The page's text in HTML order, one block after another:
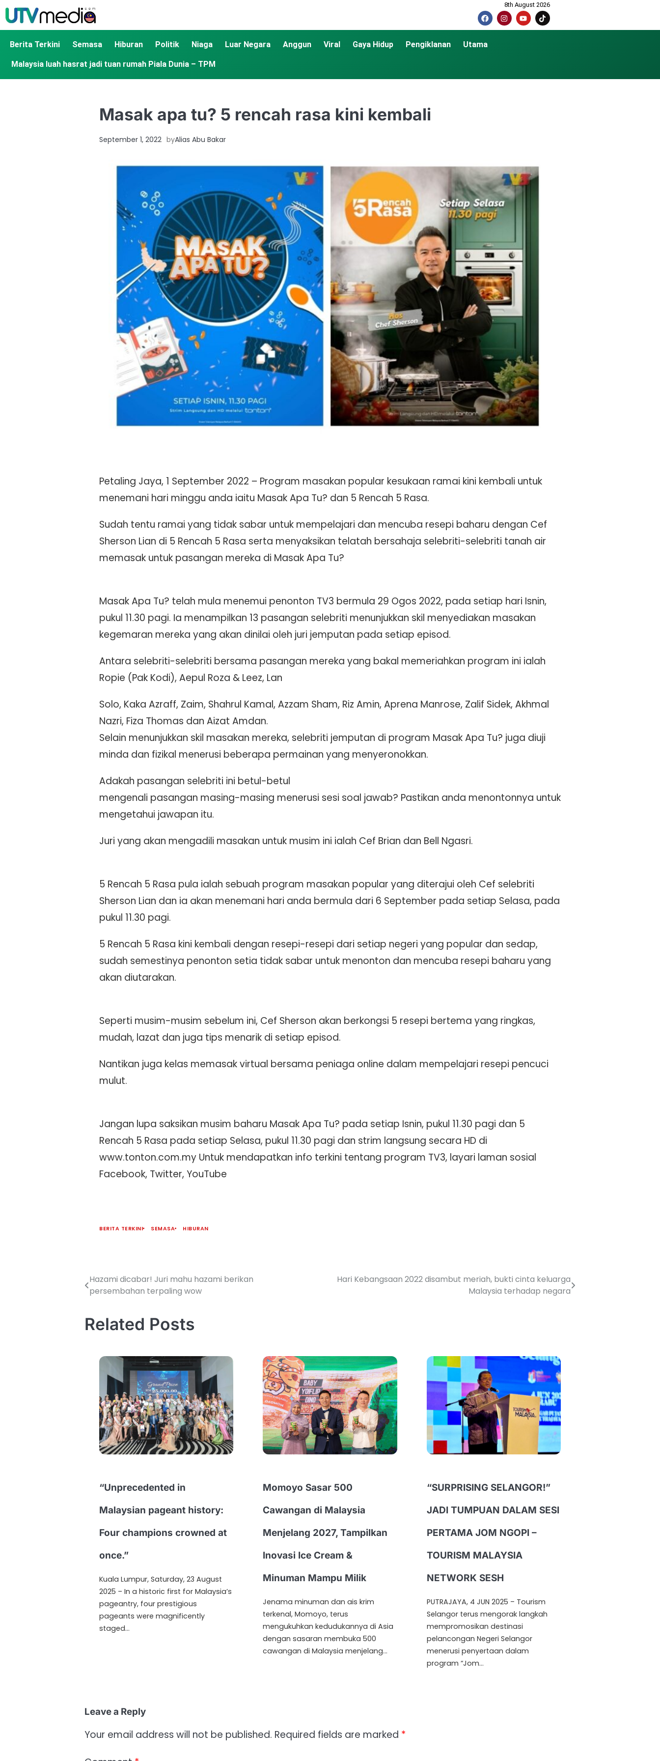
8th August 2026
Berita Terkini Semasa Hiburan Politik Niaga Luar Negara Anggun Viral Gaya Hidup Pengiklanan Utama
Malaysia luah hasrat jadi tuan rumah Piala Dunia – TPM
Masak apa tu? 5 rencah rasa kini kembali
September 1, 2022 byAlias Abu Bakar
Petaling Jaya, 1 September 2022 – Program masakan popular kesukaan ramai kini kembali untuk
menemani hari minggu anda iaitu Masak Apa Tu? dan 5 Rencah 5 Rasa.
Sudah tentu ramai yang tidak sabar untuk mempelajari dan mencuba resepi baharu dengan Cef
Sherson Lian di 5 Rencah 5 Rasa serta menyaksikan telatah bersahaja selebriti-selebriti tanah air
memasak untuk pasangan mereka di Masak Apa Tu?
Masak Apa Tu? telah mula menemui penonton TV3 bermula 29 Ogos 2022, pada setiap hari Isnin,
pukul 11.30 pagi. Ia menampilkan 13 pasangan selebriti menunjukkan skil menyediakan masakan
kegemaran mereka yang akan dinilai oleh juri jemputan pada setiap episod.
Antara selebriti-selebriti bersama pasangan mereka yang bakal memeriahkan program ini ialah
Ropie (Pak Kodi), Aepul Roza & Leez, Lan
Solo, Kaka Azraff, Zaim, Shahrul Kamal, Azzam Sham, Riz Amin, Aprena Manrose, Zalif Sidek, Akhmal
Nazri, Fiza Thomas dan Aizat Amdan.
Selain menunjukkan skil masakan mereka, selebriti jemputan di program Masak Apa Tu? juga diuji
minda dan fizikal menerusi beberapa permainan yang menyeronokkan.
Adakah pasangan selebriti ini betul-betul
mengenali pasangan masing-masing menerusi sesi soal jawab? Pastikan anda menontonnya untuk
mengetahui jawapan itu.
Juri yang akan mengadili masakan untuk musim ini ialah Cef Brian dan Bell Ngasri.
5 Rencah 5 Rasa pula ialah sebuah program masakan popular yang diterajui oleh Cef selebriti
Sherson Lian dan ia akan menemani hari anda bermula dari 6 September pada setiap Selasa, pada
pukul 11.30 pagi.
5 Rencah 5 Rasa kini kembali dengan resepi-resepi dari setiap negeri yang popular dan sedap,
sudah semestinya penonton setia tidak sabar untuk menonton dan mencuba resepi baharu yang
akan diutarakan.
Seperti musim-musim sebelum ini, Cef Sherson akan berkongsi 5 resepi bertema yang ringkas,
mudah, lazat dan juga tips menarik di setiap episod.
Nantikan juga kelas memasak virtual bersama peniaga online dalam mempelajari resepi pencuci
mulut.
Jangan lupa saksikan musim baharu Masak Apa Tu? pada setiap Isnin, pukul 11.30 pagi dan 5
Rencah 5 Rasa pada setiap Selasa, pukul 11.30 pagi dan strim langsung secara HD di
www.tonton.com.my Untuk mendapatkan info terkini tentang program TV3, layari laman sosial
Facebook, Twitter, YouTube
BERITA TERKINI SEMASA HIBURAN
Hazami dicabar! Juri mahu hazami berikan
persembahan terpaling wow
Hari Kebangsaan 2022 disambut meriah, bukti cinta keluarga
Malaysia terhadap negara
Related Posts
“Unprecedented in
Malaysian pageant history:
Four champions crowned at
once.”
Kuala Lumpur, Saturday, 23 August
2025 – In a historic first for Malaysia’s
pageantry, four prestigious
pageants were magnificently
staged…
Momoyo Sasar 500
Cawangan di Malaysia
Menjelang 2027, Tampilkan
Inovasi Ice Cream &
Minuman Mampu Milik
Jenama minuman dan ais krim
terkenal, Momoyo, terus
mengukuhkan kedudukannya di Asia
dengan sasaran membuka 500
cawangan di Malaysia menjelang…
“SURPRISING SELANGOR!”
JADI TUMPUAN DALAM SESI
PERTAMA JOM NGOPI –
TOURISM MALAYSIA
NETWORK SESH
PUTRAJAYA, 4 JUN 2025 – Tourism
Selangor terus mengorak langkah
mempromosikan destinasi
pelancongan Negeri Selangor
menerusi penyertaan dalam
program “Jom…
Leave a Reply
Your email address will not be published. Required fields are marked *